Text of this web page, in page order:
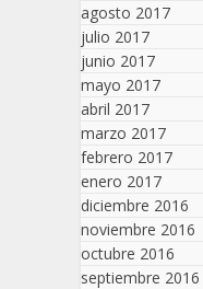
agosto 2017
julio 2017
junio 2017
mayo 2017
abril 2017
marzo 2017
febrero 2017
enero 2017
diciembre 2016
noviembre 2016
octubre 2016
septiembre 2016